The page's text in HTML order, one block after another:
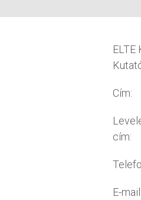
Cím:
cím:
E-mail: